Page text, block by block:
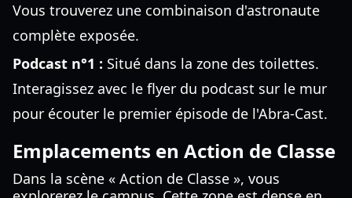
Vous trouverez une combinaison d'astronaute
complète exposée.
Podcast n°1 : Situé dans la zone des toilettes.
Interagissez avec le flyer du podcast sur le mur
pour écouter le premier épisode de l'Abra-Cast.
Emplacements en Action de Classe
Dans la scène « Action de Classe », vous